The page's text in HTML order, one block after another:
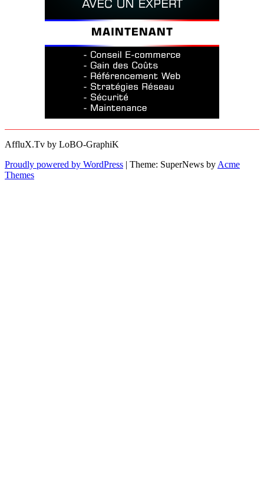
AffluX.Tv by LoBO-GraphiK
Proudly powered by WordPress | Theme: SuperNews by Acme
Themes